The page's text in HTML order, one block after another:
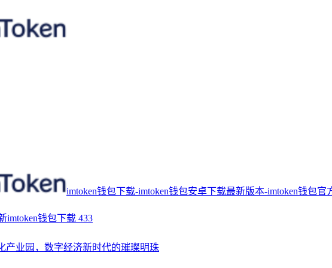
imtoken钱包下载-imtoken钱包安卓下载最新版本-imtoken钱包官
imtoken钱包下载 433
产业园，数字经济新时代的璀璨明珠